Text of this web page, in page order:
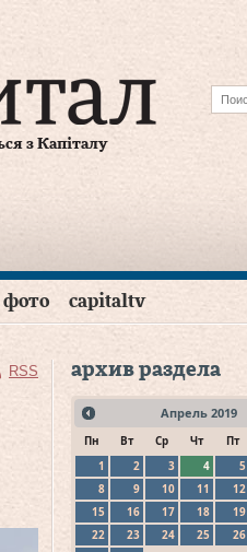
з Капіталу
фото capitaltv
RSS архив раздела
Апрель 2019
Пн Вт Ср Чт Пт
1
2 3 4 5
8
9 10 11 12
15
16 17 18 19
22
23 24 25 26